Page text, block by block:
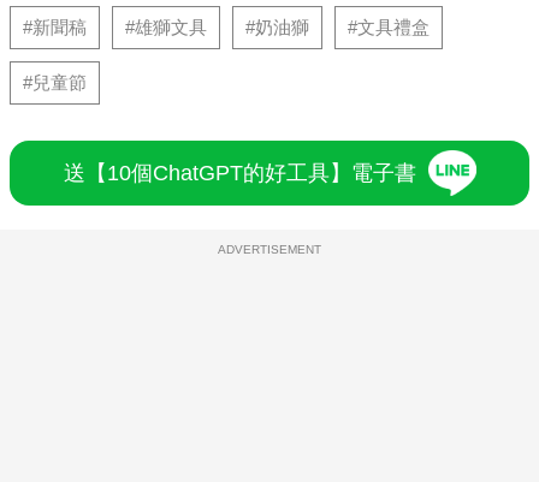
#新聞稿 #雄獅文具 #奶油獅 #文具禮盒
#兒童節
送【10個ChatGPT的好工具】電子書
ADVERTISEMENT